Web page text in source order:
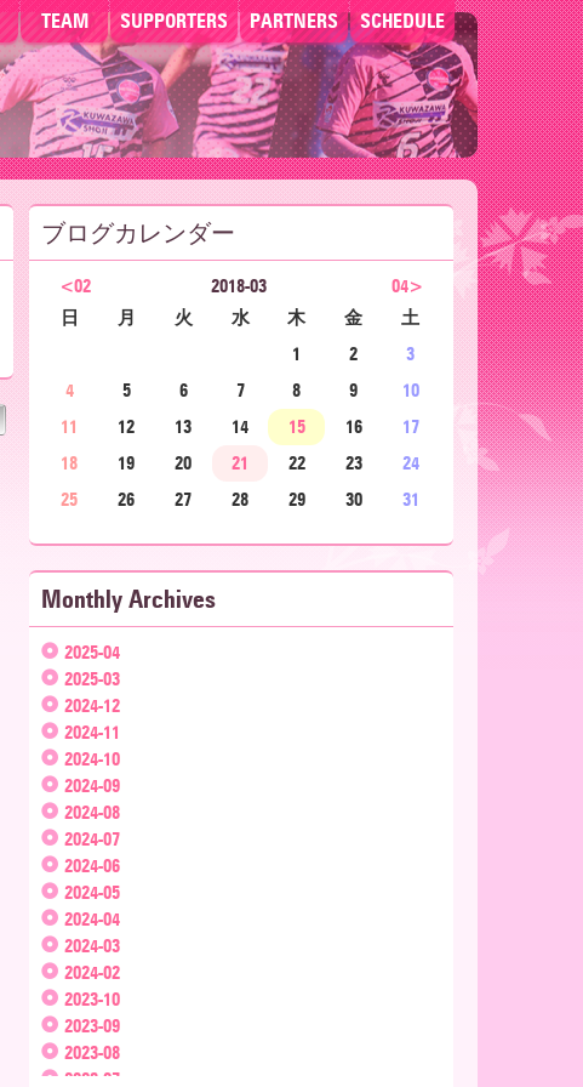
TEAM SUPPORTERS PARTNERS SCHEDULE
ブログカレンダー
<02 2018-03
04>
日
月 火 水 木 金
土
1
2
3
4
5 6 7 8 9
10
11
12 13 14 15 16
17
18
19 20 21 22 23
24
25
26 27 28 29 30 31
Monthly Archives
2025-04
2025-03
2024-12
2024-11
2024-10
2024-09
2024-08
2024-07
2024-06
2024-05
2024-04
2024-03
2024-02
2023-10
2023-09
2023-08
2023-07